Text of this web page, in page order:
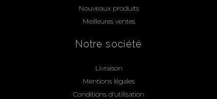
Nouveaux produits
Meilleures ventes
Notre société
Livraison
Mentions légales
Conditions d'utilisation